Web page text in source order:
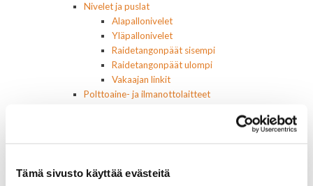
Tämä sivusto käyttää evästeitä
Nivelet ja puslat
Alapallonivelet
Yläpallonivelet
Raidetangonpäät sisempi
Raidetangonpäät ulompi
Vakaajan linkit
Polttoaine- ja ilmanottolaitteet
Harvinaiset